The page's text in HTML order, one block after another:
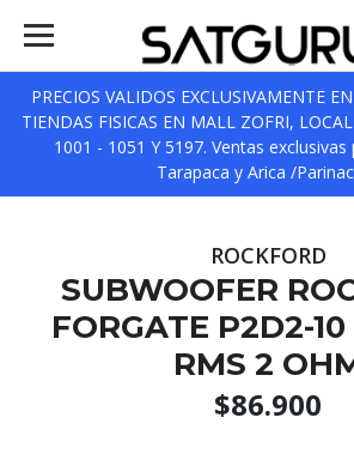
PRECIOS VALIDOS EXCLUSIVAMENTE
TIENDAS FISICAS EN MALL ZOFRI,
1001 - 1051 Y 5197. Ventas
Tarapaca y Arica /
ROCKFORD
SUBWOOFER
FORGATE P2D2-10
RMS 2
$86.900